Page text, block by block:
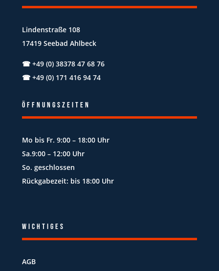
Lindenstraße 108
17419 Seebad Ahlbeck
☎ +49 (0) 38378 47 68 76
☎ +49 (0) 171 416 94 74
Öffnungszeiten
Mo bis Fr. 9:00 – 18:00 Uhr
Sa.9:00 – 12:00 Uhr
So. geschlossen
Rückgabezeit: bis 18:00 Uhr
Wichtiges
AGB